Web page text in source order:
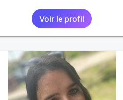
Voir le profil